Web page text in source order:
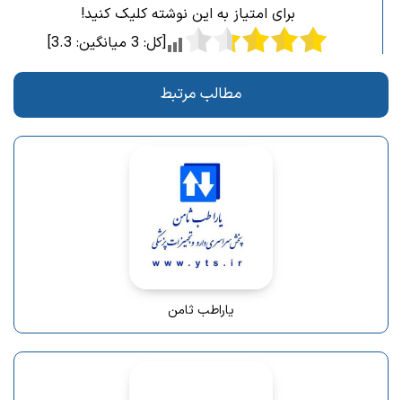
برای امتیاز به این نوشته کلیک کنید!
[کل: 3میانگین: 3.3
]
مطالب مرتبط
یاراطب ثامن